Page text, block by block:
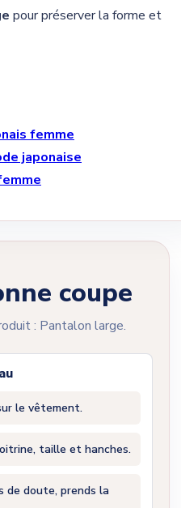
pour préserver la forme et
femme
japonaise
coupe
: Pantalon large.
le vêtement.
taille et hanches.
de doute, prends la